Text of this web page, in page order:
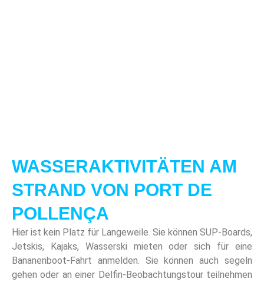
WASSERAKTIVITÄTEN AM
STRAND VON PORT DE
POLLENÇA
Hier ist kein Platz für Langeweile. Sie können SUP-Boards,
Jetskis, Kajaks, Wasserski mieten oder sich für eine
Bananenboot-Fahrt anmelden. Sie können auch segeln
gehen oder an einer Delfin-Beobachtungstour teilnehmen